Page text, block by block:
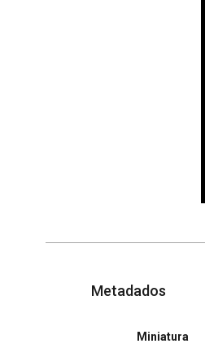
Metadados
Miniatura